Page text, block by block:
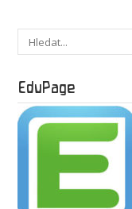
EduPage